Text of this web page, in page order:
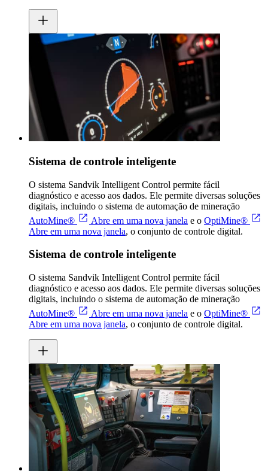
Sistema de controle inteligente
O sistema Sandvik Intelligent Control permite fácil
diagnóstico e acesso aos dados. Ele permite diversas soluções
digitais, incluindo o sistema de automação de mineração
AutoMine®
Abre em uma nova janela e o OptiMine®
Abre em uma nova janela, o conjunto de controle digital.
Sistema de controle inteligente
O sistema Sandvik Intelligent Control permite fácil
diagnóstico e acesso aos dados. Ele permite diversas soluções
digitais, incluindo o sistema de automação de mineração
AutoMine®
Abre em uma nova janela e o OptiMine®
Abre em uma nova janela, o conjunto de controle digital.